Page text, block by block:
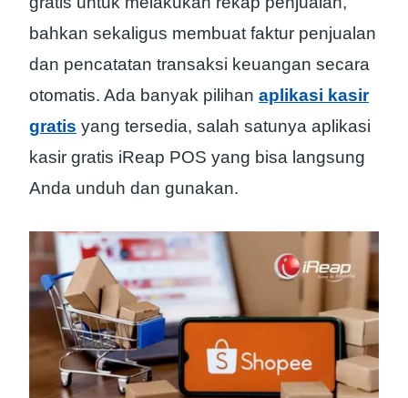
bahkan sekaligus membuat faktur penjualan
dan pencatatan transaksi keuangan secara
otomatis. Ada banyak pilihan aplikasi kasir
gratis yang tersedia, salah satunya aplikasi
kasir gratis iReap POS yang bisa langsung
Anda unduh dan gunakan.